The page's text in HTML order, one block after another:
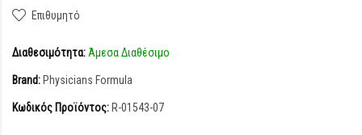
Επιθυμητό
Διαθεσιμότητα: Άμεσα Διαθέσιμο
Brand: Physicians Formula
Κωδικός Προϊόντος: R-01543-07